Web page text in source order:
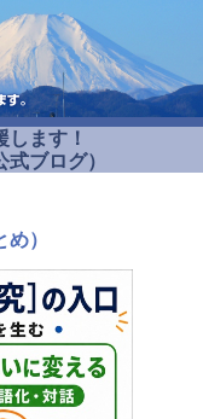
ます！
ブログ）
）